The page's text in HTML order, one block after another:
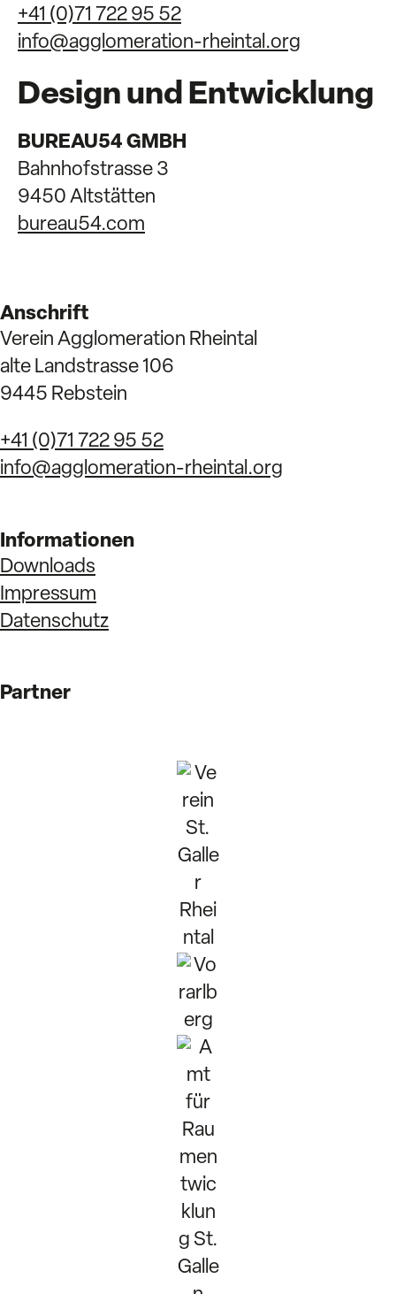
+41 (0)71 722 95 52
info@agglomeration-rheintal.org
Design und Entwicklung
BUREAU54 GMBH
Bahnhofstrasse 3
9450 Altstätten
bureau54.com
Anschrift
Verein Agglomeration Rheintal
alte Landstrasse 106
9445 Rebstein
+41 (0)71 722 95 52
info@agglomeration-rheintal.org
Informationen
Downloads
Impressum
Datenschutz
Partner